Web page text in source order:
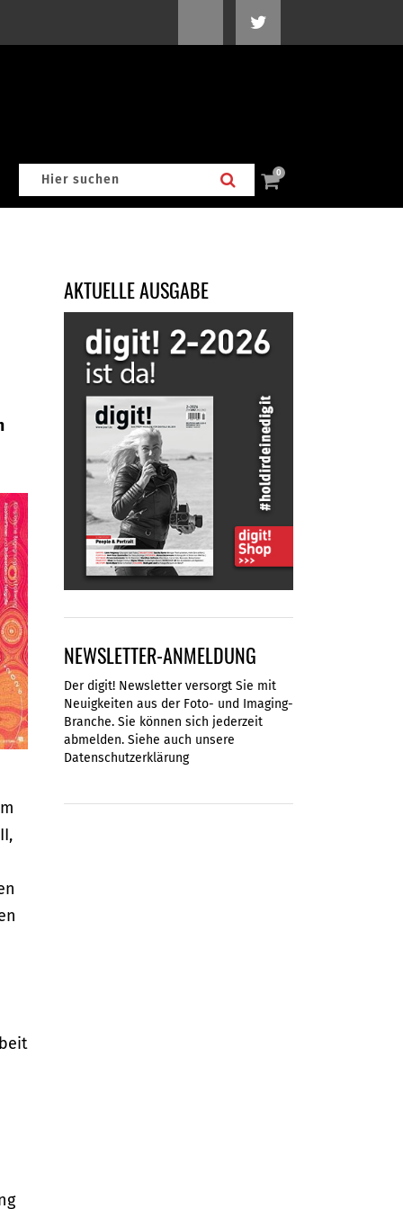
0
AKTUELLE AUSGABE
NEWSLETTER-ANMELDUNG
Der digit! Newsletter versorgt Sie mit
Neuigkeiten aus der Foto- und Imaging-
Branche. Sie können sich jederzeit
abmelden. Siehe auch unsere
Datenschutzerklärung